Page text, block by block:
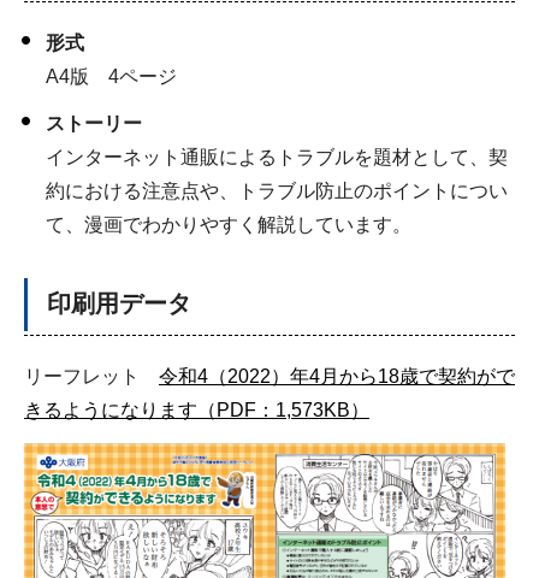
形式
A4版 4ページ
ストーリー
インターネット通販によるトラブルを題材として、契
約における注意点や、トラブル防止のポイントについ
て、漫画でわかりやすく解説しています。
印刷用データ
リーフレット 令和4（2022）年4月から18歳で契約がで
きるようになります（PDF：1,573KB）